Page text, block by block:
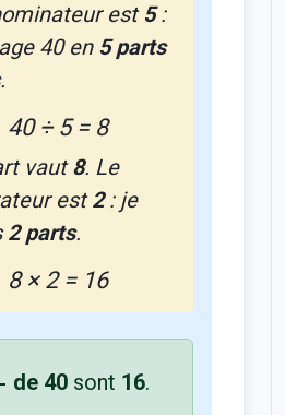
est 5:
40 en 5 parts
.
40 ÷ 5 = 8
vaut8. Le
est2: je
2 parts.
8 × 2 = 16
de 40 sont 16.